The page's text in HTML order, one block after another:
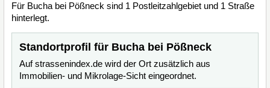
Für Bucha bei Pößneck sind 1 Postleitzahlgebiet und 1 Straße
hinterlegt.
Standortprofil für Bucha bei Pößneck
Auf strassenindex.de wird der Ort zusätzlich aus
Immobilien- und Mikrolage-Sicht eingeordnet.